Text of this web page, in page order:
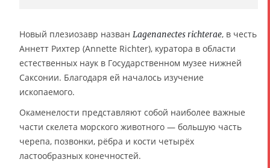
Новый плезиозавр назван Lagenanectes richterae, в честь
Аннетт Рихтер (Annette Richter), куратора в области
естественных наук в Государственном музее нижней
Саксонии. Благодаря ей началось изучение
ископаемого.
Окаменелости представляют собой наиболее важные
части скелета морского животного — большую часть
черепа, позвонки, рёбра и кости четырёх
ластообразных конечностей.